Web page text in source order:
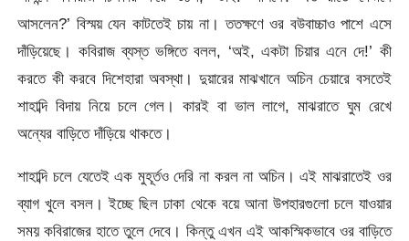
আসলেন?’ বিস্ময় যেন কাটতেই চায় না। ততক্ষণে ওর বউবাচ্চাও পাশে এসে
দাঁড়িয়েছে। কবিরাজ ব্যস্ত ভঙ্গিতে বলল, ‘অই, একটা চিয়ার এনে দে!’ কী
করতে কী করবে দিশেহারা অবস্থা। দুয়ারের মাঝখানে অচিন চেয়ারে বসতেই
শাহাব্দি বিদায় নিয়ে চলে গেল। কারই বা ভাল লাগে, মাঝরাতে ঘুম রেখে
অন্যের বাড়িতে দাঁড়িয়ে থাকতে।
শাহাব্দি চলে যেতেই এক মুহূর্তও দেরি না করল না অচিন। এই মাঝরাতেই ওর
ব্যাগ খুলে বসল। ইচ্ছে ছিল ঢাকা থেকে বয়ে আনা উপহারগুলো চলে যাওয়ার
সময় কবিরাজের হাতে তুলে দেবে। কিন্তু এখন এই আকস্মিকভাবে ওর বাড়িতে